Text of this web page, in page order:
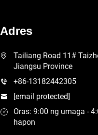
Adres
Tailiang Road 11#
Jiangsu Province
+86-13182442305
[email protected]
Oras: 9:00 ng umaga -
hapon